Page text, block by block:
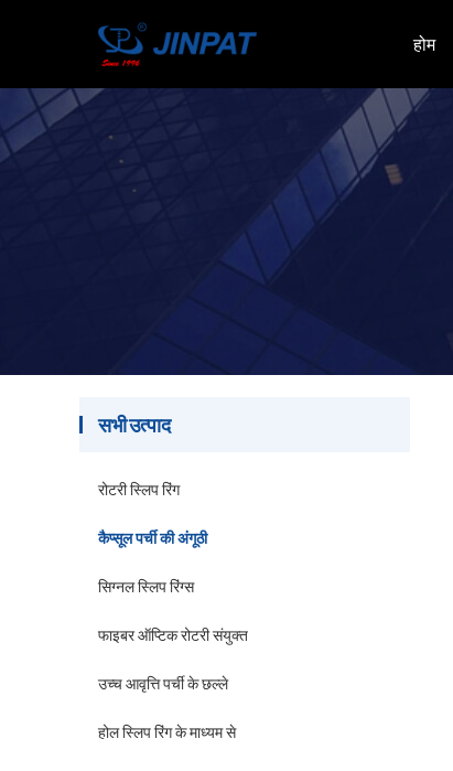
होम
सभी उत्पाद
रोटरी स्लिप रिंग
कैप्सूल पर्ची की अंगूठी
सिग्नल स्लिप रिंग्स
फाइबर ऑप्टिक रोटरी संयुक्त
उच्च आवृत्ति पर्ची के छल्ले
होल स्लिप रिंग के माध्यम से